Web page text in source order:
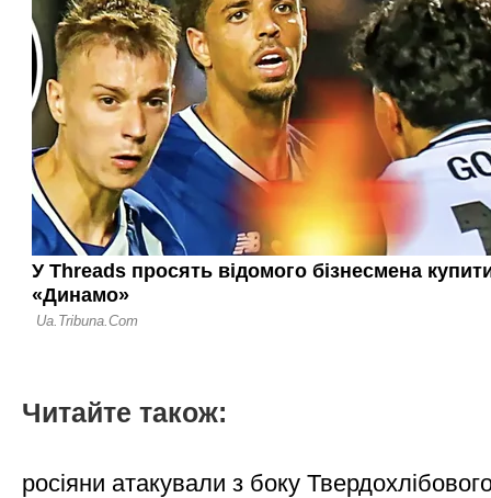
Читайте також:
росіяни атакували з боку